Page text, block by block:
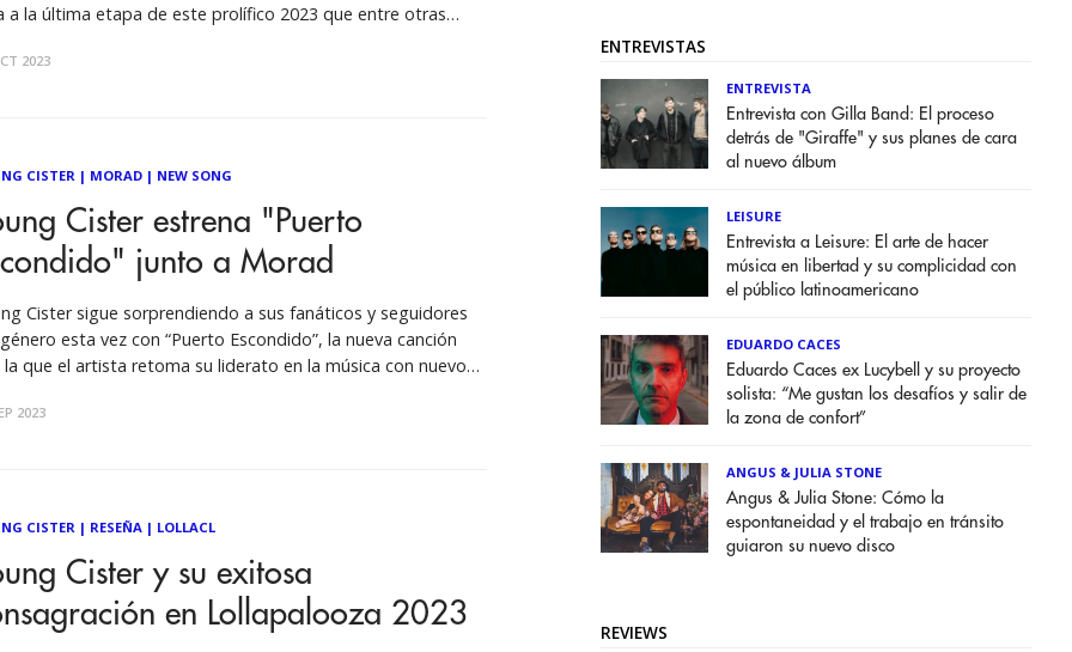
a la última etapa de este prolífico 2023 que entre otras
al ser confirmado como uno de
2023
CISTER | MORAD| NEW SONG
Cister estrena "Puerto
junto a Morad
Cister sigue sorprendiendo a sus fanáticos y seguidores
esta vez con “Puerto Escondido”, la nueva canción
la que el artista retoma su liderato en la música con nuevos
además, cuenta con la presencia del
2023
CISTER | RESEÑA| LOLLACL
Cister y su exitosa
en Lollapalooza 2023
ENTREVISTAS
ENTREVISTA
Entrevista con Gilla Band: El proceso
detrás de "Giraffe" y sus planes de cara
al nuevo álbum
LEISURE
Entrevista a Leisure: El arte de hacer
música en libertad y su complicidad con
el público latinoamericano
EDUARDO CACES
Eduardo Caces ex Lucybell y su proyecto
solista: “Me gustan los desafíos y salir de
la zona de confort”
ANGUS & JULIA STONE
Angus & Julia Stone: Cómo la
espontaneidad y el trabajo en tránsito
guiaron su nuevo disco
REVIEWS